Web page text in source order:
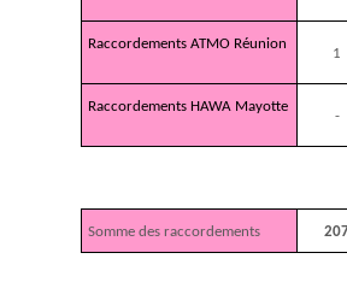
Raccordements ATMO Réunion
1
Raccordements HAWA Mayotte
-
Somme des raccordements